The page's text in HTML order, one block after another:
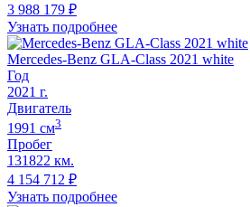
3 988 179 ₽
Узнать подробнее
Mercedes-Benz GLA-Class 2021 white
Год
2021 г.
Двигатель
1991 cм3
Пробег
131822 км.
4 154 712 ₽
Узнать подробнее